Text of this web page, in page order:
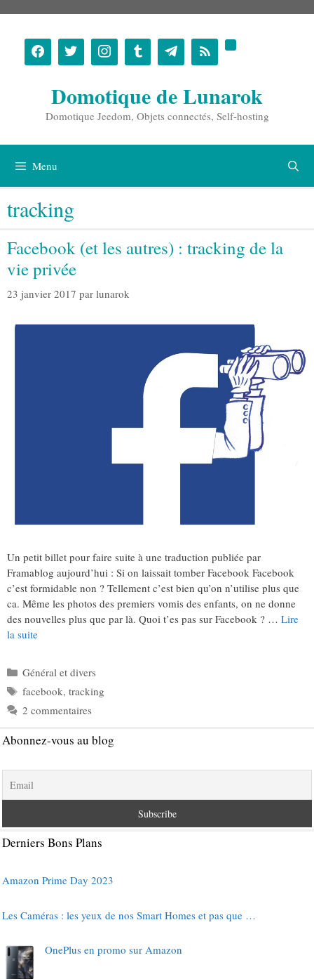
contenu
Domotique de Lunarok
Domotique Jeedom, Objets connectés, Self-hosting
Menu
tracking
Facebook (et les autres) : tracking de la
vie privée
23 janvier 2017 par lunarok
Un petit billet pour faire suite à une traduction publiée par
Framablog aujourd’hui : Si on laissait tomber Facebook Facebook
c’est formidable non ? Tellement c’est bien qu’on n’utilise plus que
ca. Même les photos des premiers vomis des enfants, on ne donne
des nouvelles plus que par là. Quoi t’es pas sur Facebook ? … Lire
la suite
Catégories
Général et divers
Étiquettes
facebook, tracking
2 commentaires
Abonnez-vous au blog
Derniers Bons Plans
Amazon Prime Day 2023
Les Caméras : les yeux de nos Smart Homes et pas que …
OnePlus en promo sur Amazon